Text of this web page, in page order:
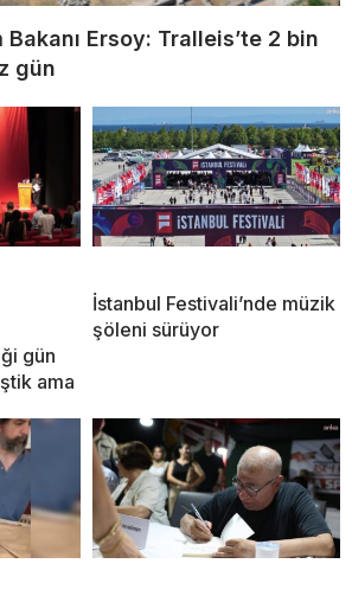
Ersoy: Tralleis’te 2 bin
gün
gün
ama
İstanbul Festivali’nde müzik
şöleni sürüyor